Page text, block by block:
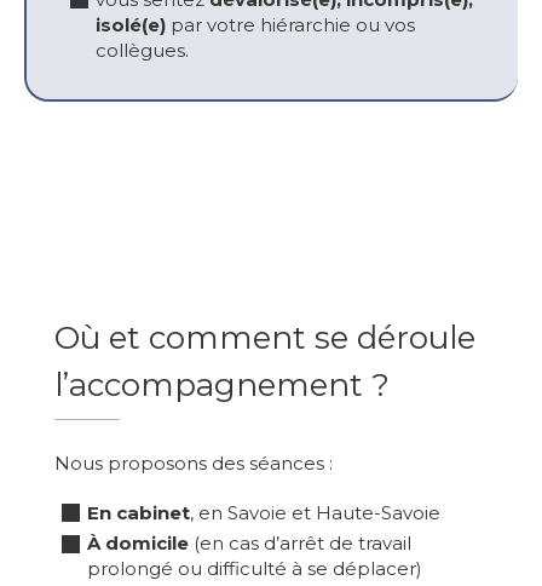
isolé(e) par votre hiérarchie ou vos
collègues.
Où et comment se déroule
l’accompagnement ?
Nous proposons des séances :
En cabinet, en Savoie et Haute-Savoie
À domicile (en cas d’arrêt de travail
prolongé ou difficulté à se déplacer)